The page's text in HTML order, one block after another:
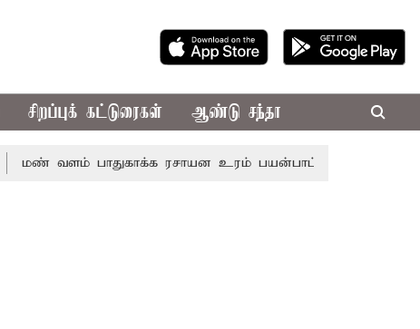
சிறப்புக் கட்டுரைகள் ஆண்டு சந்தா
பாதுகாக்க ரசாயன உரம் பயன்பாட்டை தவிர்க்க வேண்டும்: